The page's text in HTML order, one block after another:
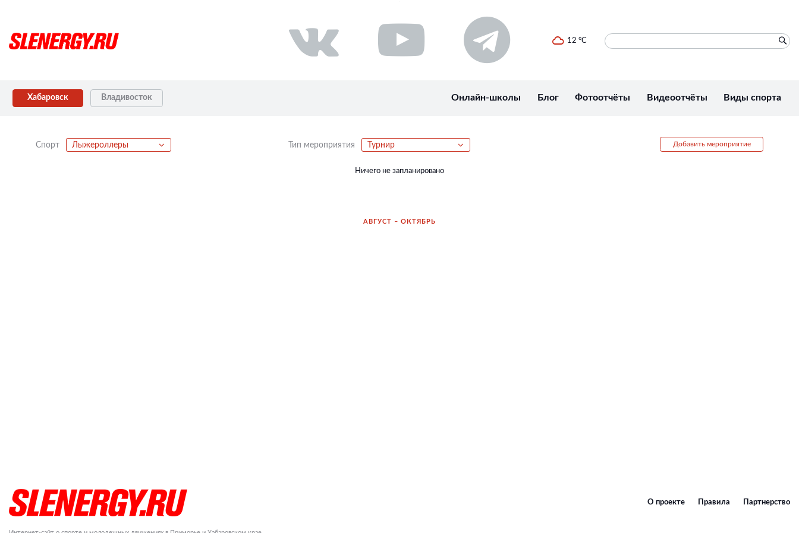
12 °C
Хабаровск Владивосток Онлайн-школы Блог Фотоотчёты Видеоотчёты Виды спорта
Спорт Лыжероллеры Тип мероприятия Турнир Добавить мероприятие
Ничего не запланировано
АВГУСТ – ОКТЯБРЬ
О проекте Правила Партнерство